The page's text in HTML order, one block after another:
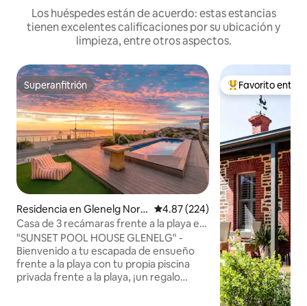
Los huéspedes están de acuerdo: estas estancias
tienen excelentes calificaciones por su ubicación y
limpieza, entre otros aspectos.
Superanfitrión
Superanfitrión
Residencia en Glenelg Nort
h
Calificación promedio: 4.87 de
4.87 (224)
Casa de 3 recámaras frente a la playa en
Glenelg - Alberca privada y terraza
"SUNSET POOL HOUSE GLENELG" -
Bienvenido a tu escapada de ensueño
frente a la playa con tu propia piscina
privada frente a la playa, ¡un regalo
De los mejores
Favorito entre